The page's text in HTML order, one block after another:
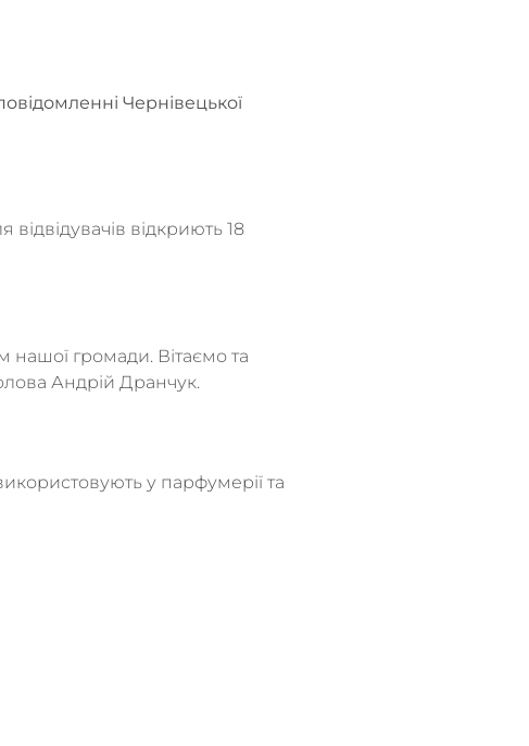
Чернівецької
відкриють 18
громади. Вітаємо та
Андрій Дранчук.
у парфумерії та